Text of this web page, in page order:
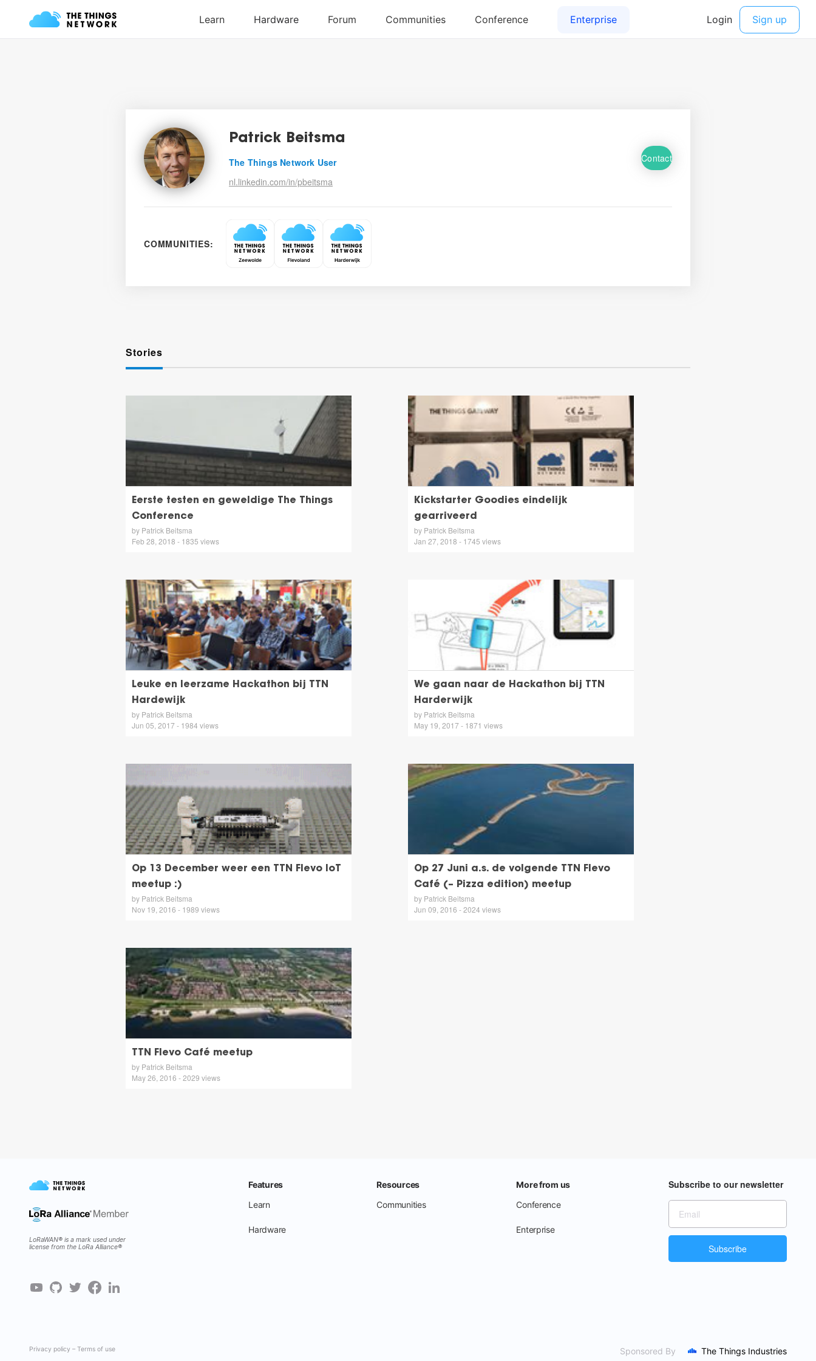
Patrick Beitsma
The Things Network User
nl.linkedin.com/in/pbeitsma
Contact
COMMUNITIES:
Stories
Eerste testen en geweldige The Things
Conference
by Patrick Beitsma
Feb 28, 2018 - 1835 views
Kickstarter Goodies eindelijk
gearriveerd
by Patrick Beitsma
Jan 27, 2018 - 1745 views
Leuke en leerzame Hackathon bij TTN
Hardewijk
by Patrick Beitsma
Jun 05, 2017 - 1984 views
We gaan naar de Hackathon bij TTN
Harderwijk
by Patrick Beitsma
May 19, 2017 - 1871 views
Op 13 December weer een TTN Flevo IoT
meetup :)
by Patrick Beitsma
Nov 19, 2016 - 1989 views
Op 27 Juni a.s. de volgende TTN Flevo
Café (– Pizza edition) meetup
by Patrick Beitsma
Jun 09, 2016 - 2024 views
TTN Flevo Café meetup
by Patrick Beitsma
May 26, 2016 - 2029 views